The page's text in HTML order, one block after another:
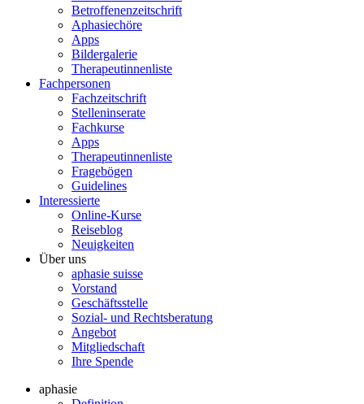
Betroffenenzeitschrift
Aphasiechöre
Apps
Bildergalerie
Therapeutinnenliste
Fachpersonen
Fachzeitschrift
Stelleninserate
Fachkurse
Apps
Therapeutinnenliste
Fragebögen
Guidelines
Interessierte
Online-Kurse
Reiseblog
Neuigkeiten
Über uns
aphasie suisse
Vorstand
Geschäftsstelle
Sozial- und Rechtsberatung
Angebot
Mitgliedschaft
Ihre Spende
aphasie